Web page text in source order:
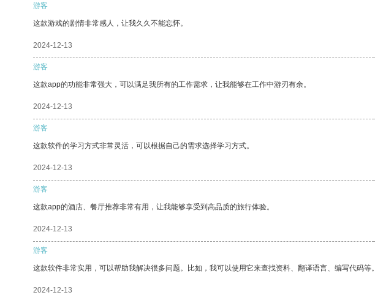
游客
这款游戏的剧情非常感人，让我久久不能忘怀。
2024-12-13
游客
这款app的功能非常强大，可以满足我所有的工作需求，让我能够在工作中游刃有余。
2024-12-13
游客
这款软件的学习方式非常灵活，可以根据自己的需求选择学习方式。
2024-12-13
游客
这款app的酒店、餐厅推荐非常有用，让我能够享受到高品质的旅行体验。
2024-12-13
游客
这款软件非常实用，可以帮助我解决很多问题。比如，我可以使用它来查找资料、翻译语言、编写代码等。
2024-12-13